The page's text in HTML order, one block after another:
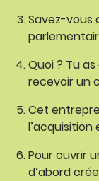
Savez-vous
Quoi ? Tu
recevoir un
Cet
l’acquisition
Pour ouvrir
d’abord